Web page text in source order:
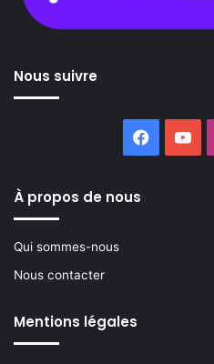
Nous suivre
À propos de nous
Qui sommes-nous
Nous contacter
Mentions légales